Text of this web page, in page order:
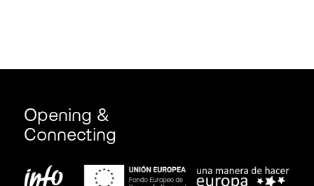
Opening &
Connecting